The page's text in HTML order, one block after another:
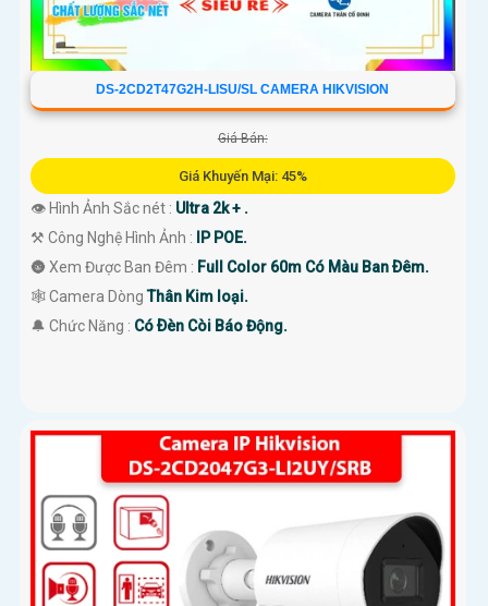
DS-2CD2T47G2H-LISU/SL CAMERA HIKVISION
Giá Bán:
Giá Khuyến Mại: 45%
👁 Hình Ảnh Sắc nét : Ultra 2k + .
⚒ Công Nghệ Hình Ảnh :
IP POE.
🌚 Xem Được Ban Đêm : Full Color 60m Có Màu Ban Ðêm.
🕸️ Camera DòngThân Kim loại.
️🔔 Chức Năng : Có Ðèn Còi Báo Động.